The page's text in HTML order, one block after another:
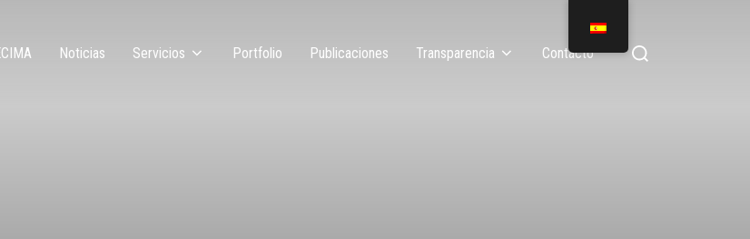
Noticias Servicios Portfolio Publicaciones Transparencia Contacto